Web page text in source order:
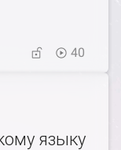
40
языку